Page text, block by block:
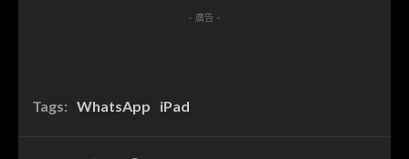
- 廣告 -
Tags: WhatsApp iPad